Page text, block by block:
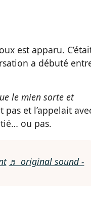
est apparu.
a débuté
le mien sorte et
et l’appelait
ou pas.
♬ original sound -